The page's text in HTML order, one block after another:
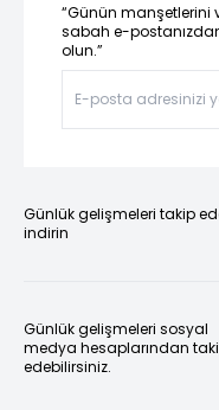
“Günün manşetlerini
sabah e-
olun.”
Günlük gelişmeleri takip
indirin
Günlük gelişmeleri sosyal
medya hesaplarından
edebilirsiniz.